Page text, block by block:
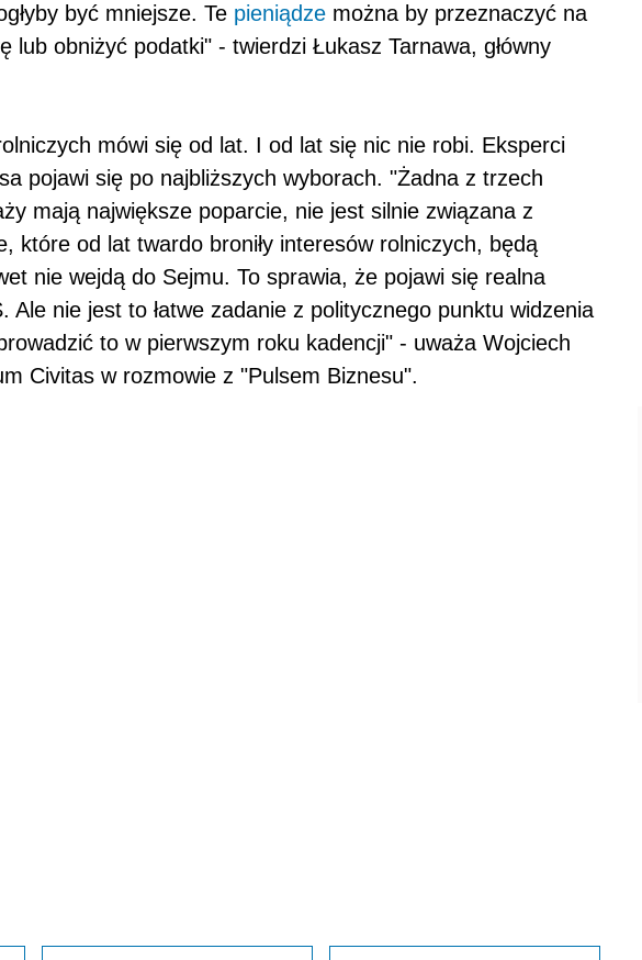
być mniejsze. Te pieniądze można by przeznaczyć na
lub obniżyć podatki" - twierdzi Łukasz Tarnawa, główny
mówi się od lat. I od lat się nic nie robi. Eksperci
pojawi się po najbliższych wyborach. "Żadna z trzech
mają największe poparcie, nie jest silnie związana z
które od lat twardo broniły interesów rolniczych, będą
nie wejdą do Sejmu. To sprawia, że pojawi się realna
Ale nie jest to łatwe zadanie z politycznego punktu widzenia
to w pierwszym roku kadencji" - uważa Wojciech
Civitas w rozmowie z "Pulsem Biznesu".